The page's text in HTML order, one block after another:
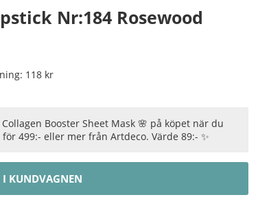
Nr:184 Rosewood
118 kr
Booster Sheet Mask 🌸 på köpet när du
499:- eller mer från Artdeco. Värde 89:- ✨
I KUNDVAGNEN